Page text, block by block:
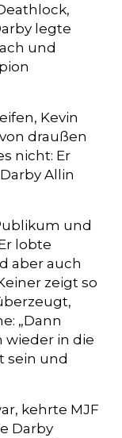
legte
und
Kevin
draußen
nicht: Er
Allin
und
lobte
aber auch
zeigt so
„Dann
wieder in die
sein und
kehrte MJF
Darby